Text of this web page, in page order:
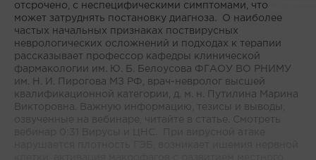
отсрочено, с неспецифическими симптомами, что
может затруднять постановку диагноза. О наиболее
частых начальных признаках поствирусных
неврологических осложнений и подходах к терапии
рассказывает профессор кафедры клинической
фармакологии им. Ю. Б. Белоусова ФГАОУ ВО РНИМУ
им. Н. И. Пирогова МЗ РФ, врач-невролог высшей
квалификационной категории, д. м. н. Путилина Марина
Викторовна. Важную информацию, тезисы и выводы,
озвученные на вебинаре, читайте в статье. Смотреть